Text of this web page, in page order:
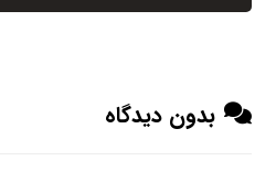
بدون دیدگاه